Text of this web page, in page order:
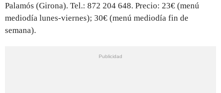
Palamós (Girona). Tel.: 872 204 648. Precio: 23€ (menú
mediodía lunes-viernes); 30€ (menú mediodía fin de
semana).